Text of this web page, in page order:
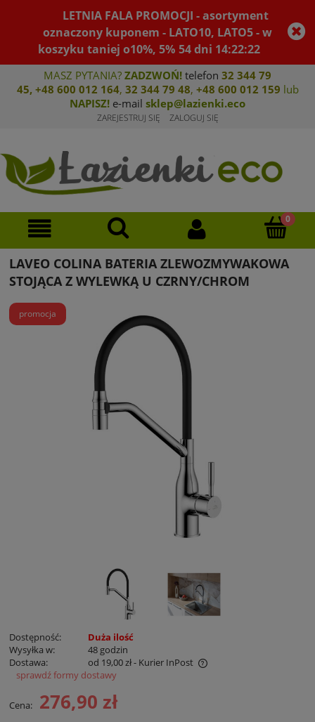
LETNIA FALA PROMOCJI - asortyment
oznaczony kuponem - LATO10, LATO5 - w
koszyku taniej o10%, 5% 54dni 14:22:22
MASZ PYTANIA? ZADZWOŃ! telefon 32 344 79
45, +48 600 012 164, 32 344 79 48, +48 600 012 159 lub
NAPISZ! e-mail sklep@lazienki.eco
ZAREJESTRUJ SIĘ ZALOGUJ SIĘ
LAVEO COLINA BATERIA ZLEWOZMYWAKOWA
STOJĄCA Z WYLEWKĄ U CZRNY/CHROM
promocja
Dostępność:
Duża ilość
Wysyłka w:
48 godzin
Dostawa:
od 19,00 zł- Kurier InPost
Cena nie zawiera ewentualnych kosztów płatności
sprawdź formy dostawy
Cena: 276,90 zł